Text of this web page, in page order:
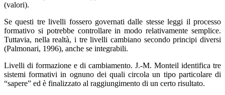
(valori).
Se questi tre livelli fossero governati dalle stesse leggi il processo
formativo si potrebbe controllare in modo relativamente semplice.
Tuttavia, nella realtà, i tre livelli cambiano secondo principi diversi
(Palmonari, 1996), anche se integrabili.
Livelli di formazione e di cambiamento. J.-M. Monteil identifica tre
sistemi formativi in ognuno dei quali circola un tipo particolare di
“sapere” ed è finalizzato al raggiungimento di un certo risultato.